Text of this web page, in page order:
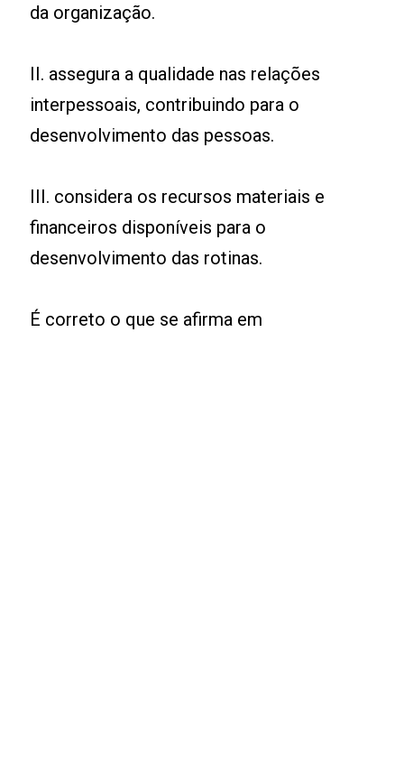
da organização.
II. assegura a qualidade nas relações
interpessoais, contribuindo para o
desenvolvimento das pessoas.
III. considera os recursos materiais e
financeiros disponíveis para o
desenvolvimento das rotinas.
É correto o que se afirma em